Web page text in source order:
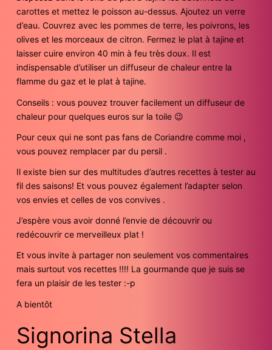
carottes et mettez le poisson au-dessus. Ajoutez un verre
d’eau. Couvrez avec les pommes de terre, les poivrons, les
olives et les morceaux de citron. Fermez le plat à tajine et
laisser cuire environ 40 min à feu très doux. Il est
indispensable d’utiliser un diffuseur de chaleur entre la
flamme du gaz et le plat à tajine.
Conseils : vous pouvez trouver facilement un diffuseur de
chaleur pour quelques euros sur la toile 😉
Pour ceux qui ne sont pas fans de Coriandre comme moi ,
vous pouvez remplacer par du persil .
Il existe bien sur des multitudes d’autres recettes à tester au
fil des saisons! Et vous pouvez également l’adapter selon
vos envies et celles de vos convives .
J’espère vous avoir donné l’envie de découvrir ou
redécouvrir ce merveilleux plat !
Et vous invite à partager non seulement vos commentaires
mais surtout vos recettes !!!! La gourmande que je suis se
fera un plaisir de les tester :-p
A bientôt
Signorina Stella